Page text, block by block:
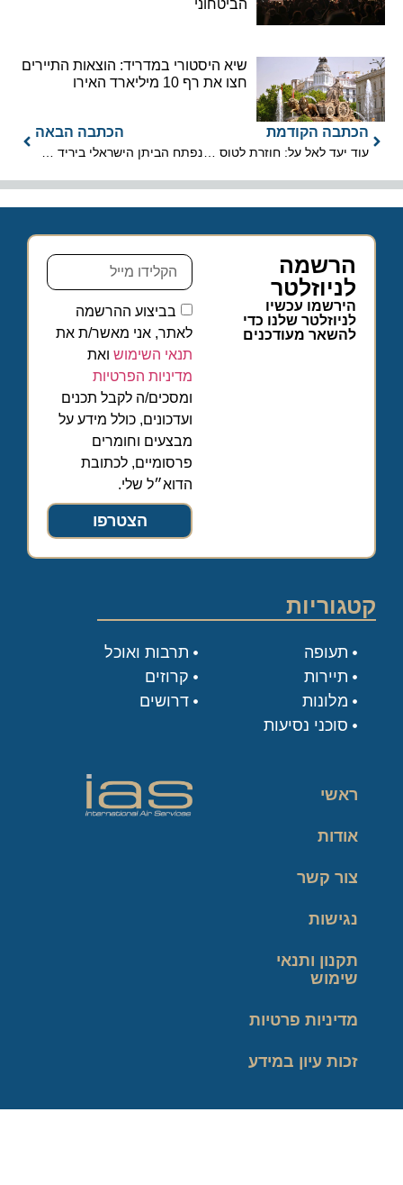
הביטחוני
שיא היסטורי במדריד: הוצאות התיירים
חצו את רף 10 מיליארד האירו
הכתבה הקודמת
עוד יעד לאל על: חוזרת לטוס למנצ'סטר
הכתבה הבאה
נפתח הביתן הישראלי ביריד WTM העולמי בלונדון
הרשמה
לניוזלטר
הירשמו עכשיו
לניוזלטר שלנו כדי
להשאר מעודכנים
בביצוע ההרשמה
לאתר, אני מאשר/ת את
תנאי השימושואת
מדיניות הפרטיות
ומסכים/ה לקבל תכנים
ועדכונים, כולל מידע על
מבצעים וחומרים
פרסומיים, לכתובת
הדוא״ל שלי.
הצטרפו
קטגוריות
תעופה
תיירות
מלונות
סוכני נסיעות
תרבות ואוכל
קרוזים
דרושים
ראשי
אודות
צור קשר
נגישות
תקנון ותנאי
שימוש
מדיניות פרטיות
זכות עיון במידע